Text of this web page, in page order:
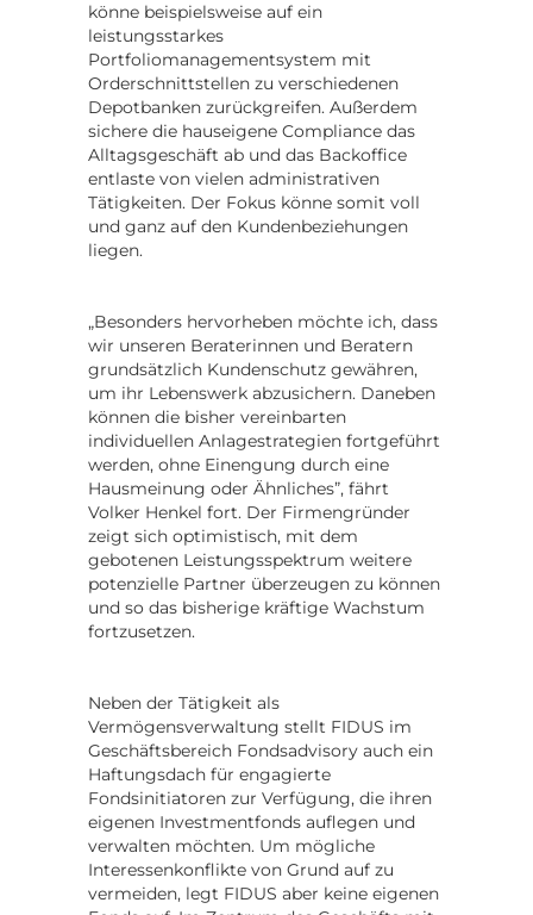
könne beispielsweise auf ein
leistungsstarkes
Portfoliomanagementsystem mit
Orderschnittstellen zu verschiedenen
Depotbanken zurückgreifen. Außerdem
sichere die hauseigene Compliance das
Alltagsgeschäft ab und das Backoffice
entlaste von vielen administrativen
Tätigkeiten. Der Fokus könne somit voll
und ganz auf den Kundenbeziehungen
liegen.
„Besonders hervorheben möchte ich, dass
wir unseren Beraterinnen und Beratern
grundsätzlich Kundenschutz gewähren,
um ihr Lebenswerk abzusichern. Daneben
können die bisher vereinbarten
individuellen Anlagestrategien fortgeführt
werden, ohne Einengung durch eine
Hausmeinung oder Ähnliches”, fährt
Volker Henkel fort. Der Firmengründer
zeigt sich optimistisch, mit dem
gebotenen Leistungsspektrum weitere
potenzielle Partner überzeugen zu können
und so das bisherige kräftige Wachstum
fortzusetzen.
Neben der Tätigkeit als
Vermögensverwaltung stellt FIDUS im
Geschäftsbereich Fondsadvisory auch ein
Haftungsdach für engagierte
Fondsinitiatoren zur Verfügung, die ihren
eigenen Investmentfonds auflegen und
verwalten möchten. Um mögliche
Interessenkonflikte von Grund auf zu
vermeiden, legt FIDUS aber keine eigenen